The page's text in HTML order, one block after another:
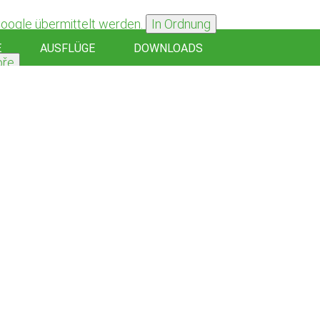
übermittelt werden.
In Ordnung
AUSFLÜGE DOWNLOADS